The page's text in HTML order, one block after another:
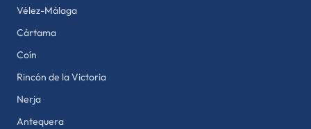
Vélez-Málaga
Cártama
Coín
Rincón de la Victoria
Nerja
Antequera